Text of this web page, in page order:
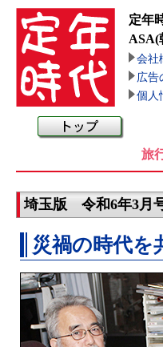
定年
ASA(
会社
広告
個人
旅
埼玉版 令和6年3月
災禍の時代を